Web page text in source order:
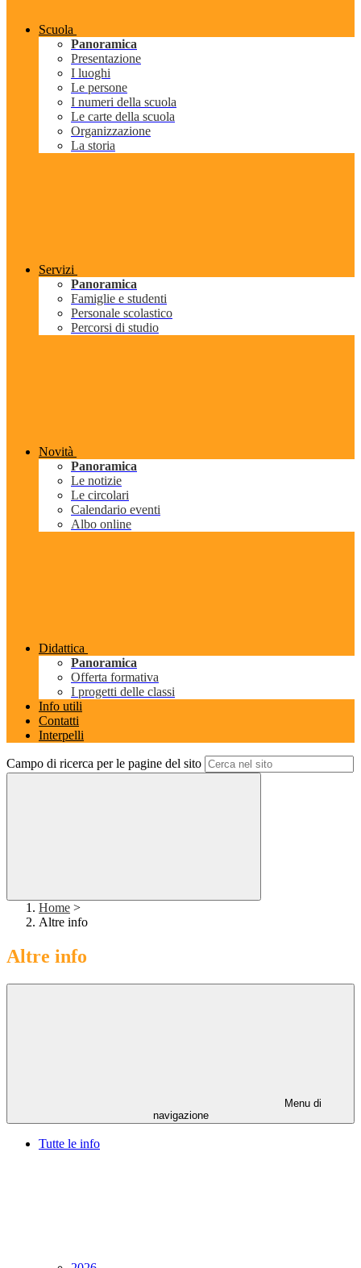
Scuola
Panoramica
Presentazione
I luoghi
Le persone
I numeri della scuola
Le carte della scuola
Organizzazione
La storia
Servizi
Panoramica
Famiglie e studenti
Personale scolastico
Percorsi di studio
Novità
Panoramica
Le notizie
Le circolari
Calendario eventi
Albo online
Didattica
Panoramica
Offerta formativa
I progetti delle classi
Info utili
Contatti
Interpelli
Campo di ricerca per le pagine del sito
Home >
Altre info
Altre info
Menu di
navigazione
Tutte le info